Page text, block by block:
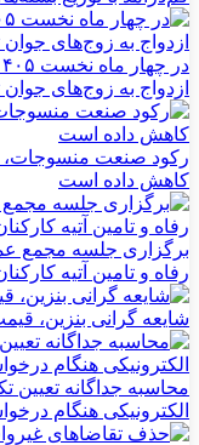
ازدواج به زوج‌های
رکود صنعت منسوجات،
کاهش داده است
رفاه و تامین آتیه
شایعه گرانی بنزین،
الکترونیکی هنگام